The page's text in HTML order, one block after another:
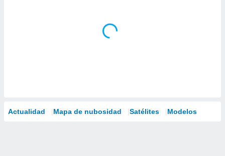
Actualidad Mapa de nubosidad Satélites Modelos